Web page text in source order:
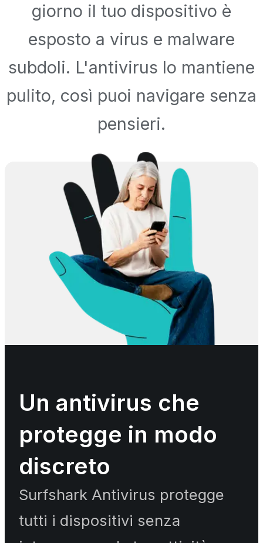
giorno il tuo dispositivo è
esposto a virus e malware
subdoli. L'antivirus lo mantiene
pulito, così puoi navigare senza
pensieri.
Un antivirus che
protegge in modo
discreto
Surfshark Antivirus protegge
tutti i dispositivi senza